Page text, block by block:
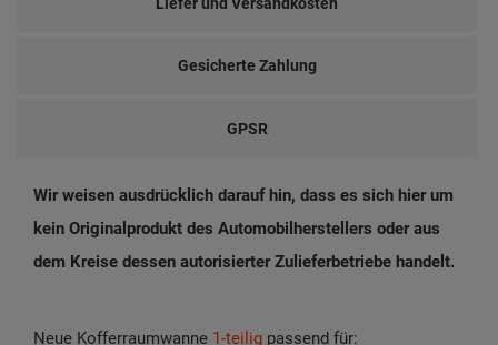
Gesicherte Zahlung
GPSR
Wir weisen ausdrücklich darauf hin, dass es sich hier um
kein Originalprodukt des Automobilherstellers oder aus
dem Kreise dessen autorisierter Zulieferbetriebe handelt.
Neue Kofferraumwanne 1-teilig passend für: